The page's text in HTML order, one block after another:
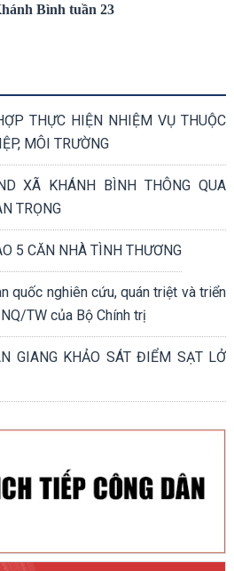
Bình tuần 23
THỰC HIỆN NHIỆM VỤ THUỘC
MÔI TRƯỜNG
XÃ KHÁNH BÌNH THÔNG QUA
TRỌNG
5 CĂN NHÀ TÌNH THƯƠNG
quốc nghiên cứu, quán triệt và triển
TW của Bộ Chính trị
GIANG KHẢO SÁT ĐIỂM SẠT LỞ